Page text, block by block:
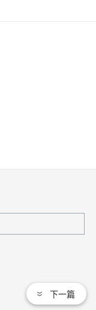
下一篇